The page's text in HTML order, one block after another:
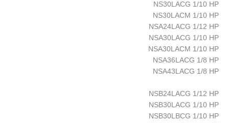
NS30LACG 1/10 HP
NS30LACM 1/10 HP
NSA24LACG 1/12 HP
NSA30LACG 1/10 HP
NSA30LACM 1/10 HP
NSA36LACG 1/8 HP
NSA43LACG 1/8 HP
NSB24LACG 1/12 HP
NSB30LACG 1/10 HP
NSB30LBCG 1/10 HP